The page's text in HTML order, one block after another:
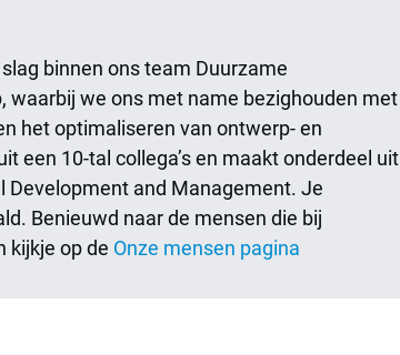
binnen ons team Duurzame
waarbij we ons met name bezighouden met
het optimaliseren van ontwerp- en
een 10-tal collega’s en maakt onderdeel uit
and Management. Je
Benieuwd naar de mensen die bij
kijkje op de Onze mensen pagina